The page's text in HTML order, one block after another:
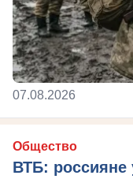
07.08.2026
Общество
ВТБ: